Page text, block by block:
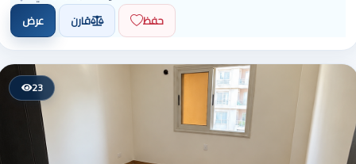
حفظ
قارن عرض
23